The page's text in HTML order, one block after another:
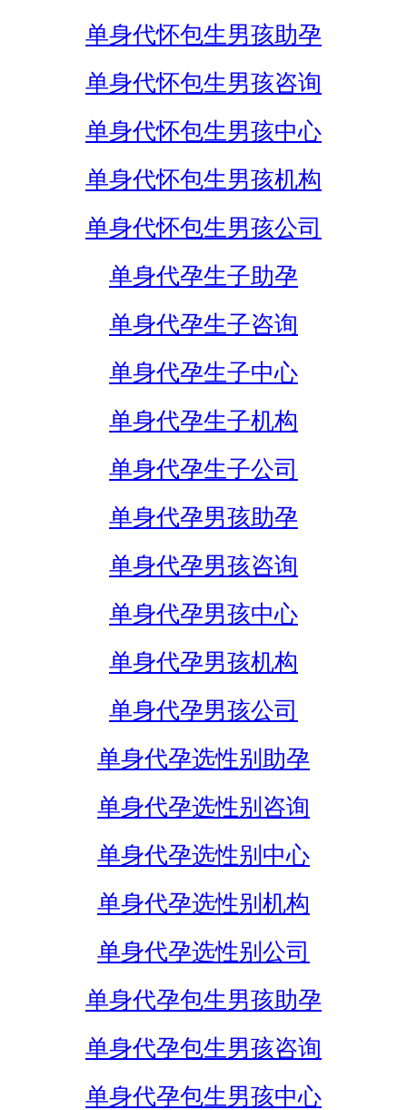
单身代怀包生男孩助孕
单身代怀包生男孩咨询
单身代怀包生男孩中心
单身代怀包生男孩机构
单身代怀包生男孩公司
单身代孕生子助孕
单身代孕生子咨询
单身代孕生子中心
单身代孕生子机构
单身代孕生子公司
单身代孕男孩助孕
单身代孕男孩咨询
单身代孕男孩中心
单身代孕男孩机构
单身代孕男孩公司
单身代孕选性别助孕
单身代孕选性别咨询
单身代孕选性别中心
单身代孕选性别机构
单身代孕选性别公司
单身代孕包生男孩助孕
单身代孕包生男孩咨询
单身代孕包生男孩中心